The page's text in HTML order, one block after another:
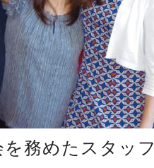
を務めたスタッ